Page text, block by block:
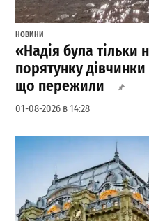
НОВИНИ
«Надія була тільки
порятунку
що пережили
01-08-2026 в 14:28